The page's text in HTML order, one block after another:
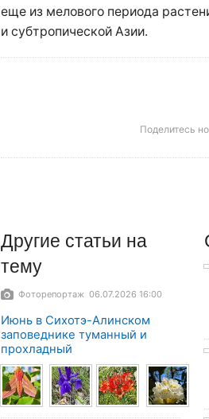
еще из мелового периода
и субтропической Азии.
Поделитесь
Другие статьи на
тему
Фоторепортаж 06.07.2026 16:00
Июнь в Сихотэ-Алинском
заповеднике туманный и
прохладный